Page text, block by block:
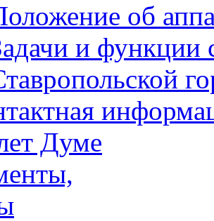
об
и функции
Думе